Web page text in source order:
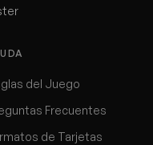
del Juego
Frecuentes
de Tarjetas